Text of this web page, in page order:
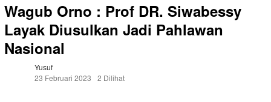
Wagub Orno : Prof DR. Siwabessy
Layak Diusulkan Jadi Pahlawan
Nasional
Yusuf
23 Februari 2023
2 Dilihat